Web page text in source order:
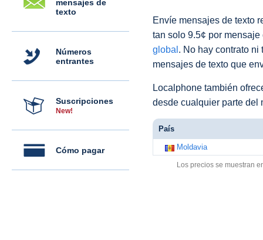
mensajes de
texto
Números
entrantes
Suscripciones
New!
Cómo pagar
Envíe mensajes de texto
tan solo 9.5¢ por
global . No hay contrato ni
mensajes de texto que
Localphone también
desde cualquier parte del
País
Moldavia
Los precios se muestran